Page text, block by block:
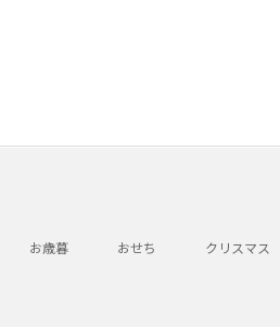
お歳暮 おせち クリスマス